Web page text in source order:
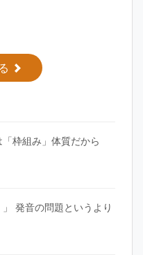
枠組み」体質だから
」 発音の問題というより